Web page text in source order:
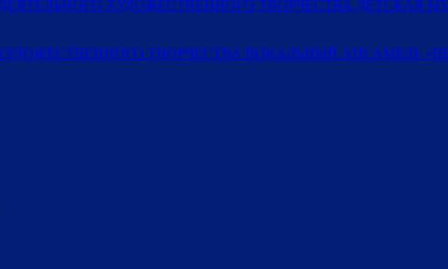
ХУДОЖЕСТВЕННОГО ТВОРЧЕСТВА ДЕТСКАЯ
ТВОРЧЕСТВА ВОКАЛЬНЫЙ АНСАМБЛЬ